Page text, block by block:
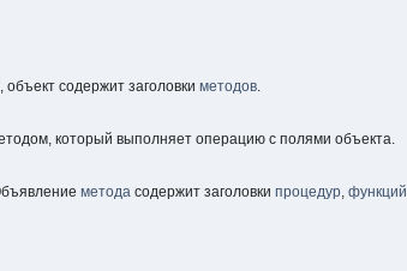
содержит заголовкиметодов
который выполняет операцию с полями объекта.
метода содержит заголовкипроцедур ,функций